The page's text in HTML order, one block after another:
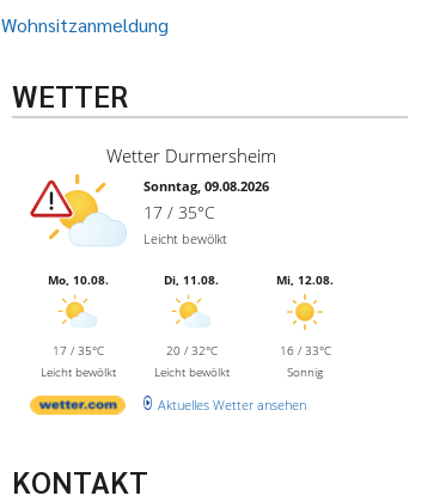
Wohnsitzanmeldung
WETTER
Wetter Durmersheim
Sonntag, 09.08.2026
17 / 35°C
Leicht bewölkt
Mo, 10.08.
17 / 35°C
Leicht bewölkt
Di, 11.08.
20 / 32°C
Leicht bewölkt
Mi, 12.08.
16 / 33°C
Sonnig
Aktuelles Wetter ansehen
KONTAKT